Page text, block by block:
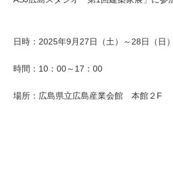
日時：2025年9月27日（土）～28日（日）
時間：10：00～17：00
場所：広島県立広島産業会館 本館２F